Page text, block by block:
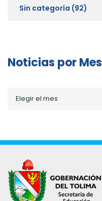
Sin categoría (92)
Noticias por Mes
porElegir el mes